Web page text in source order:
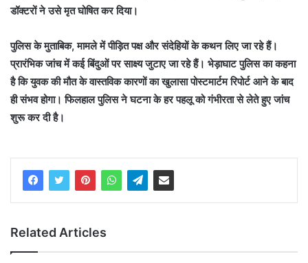
डॉक्टरों ने उसे मृत घोषित कर दिया।
पुलिस के मुताबिक, मामले में पीड़ित पक्ष और संदेहियों के कथन लिए जा रहे हैं।
प्रारंभिक जांच में कई बिंदुओं पर साक्ष्य जुटाए जा रहे हैं। भेड़ाघाट पुलिस का कहना
है कि युवक की मौत के वास्तविक कारणों का खुलासा पोस्टमार्टम रिपोर्ट आने के बाद
ही संभव होगा। फिलहाल पुलिस ने घटना के हर पहलू को गंभीरता से लेते हुए जांच
शुरू कर दी है।
Related Articles